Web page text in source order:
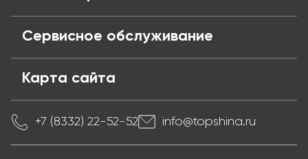
Сервисное обслуживание
Карта сайта
+7 (8332) 22-52-52 info@topshina.ru